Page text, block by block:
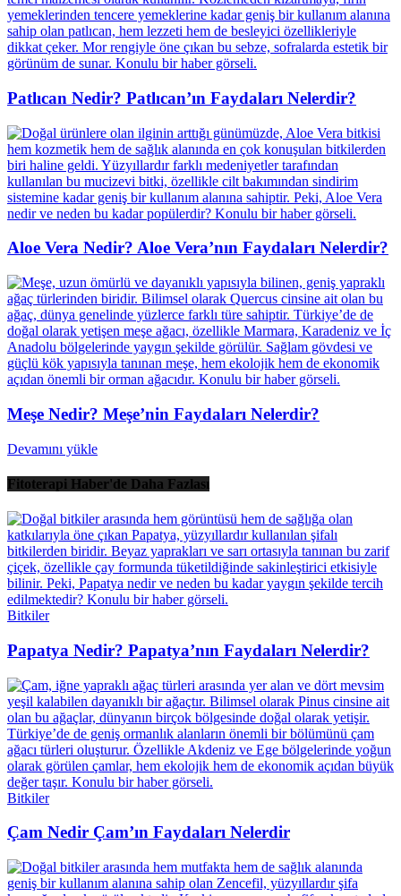
Patlıcan Nedir? Patlıcan’ın Faydaları Nelerdir?
Aloe Vera Nedir? Aloe Vera’nın Faydaları Nelerdir?
Meşe Nedir? Meşe’nin Faydaları Nelerdir?
Devamını yükle
Fitoterapi Haber'de Daha Fazlası
Bitkiler
Papatya Nedir? Papatya’nın Faydaları Nelerdir?
Bitkiler
Çam Nedir Çam’ın Faydaları Nelerdir